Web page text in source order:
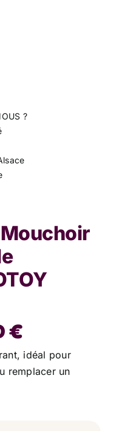
?
€Plage
de
prix :
idéal pour
remplacer un